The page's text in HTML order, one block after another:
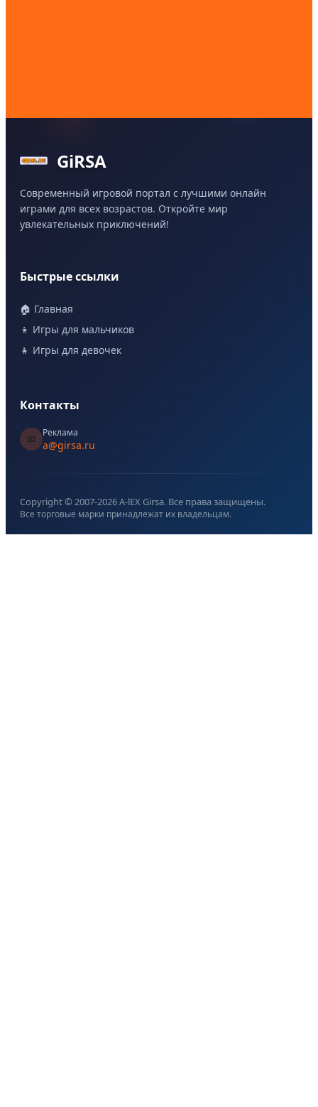
GiRSA
Современный игровой портал с лучшими онлайн
играми для всех возрастов. Откройте мир
увлекательных приключений!
Быстрые ссылки
🏠 Главная
👦 Игры для мальчиков
👧 Игры для девочек
Контакты
📧
Реклама
a@girsa.ru
Copyright © 2007-2026A-lEX Girsa. Все права защищены.
Все торговые марки принадлежат их владельцам.